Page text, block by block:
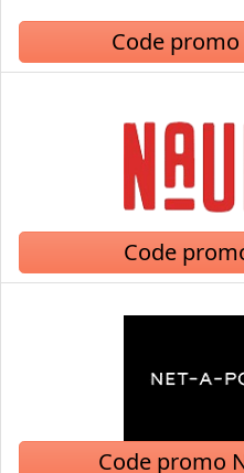
Code
Code
Code promo